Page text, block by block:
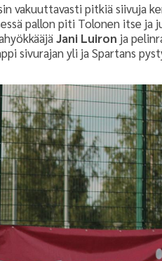
vakuuttavasti pitkiä siivuja
pallon piti Tolonen itse ja
Jani Luiron ja
sivurajan yli ja Spartans